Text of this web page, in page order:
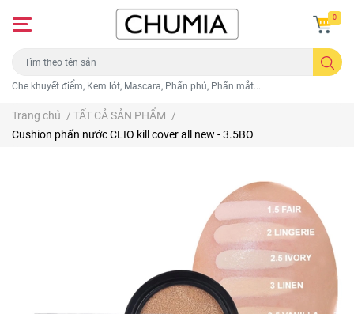
Che khuyết điểm, Kem lót, Mascara, Phấn phủ, Phấn mắt...
0
Trang chủ / TẤT CẢ SẢN PHẨM /
Cushion phấn nước CLIO kill cover all new - 3.5BO